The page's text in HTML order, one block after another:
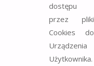
dostępu
przez pliki
Cookies do
Urządzenia
Użytkownika.